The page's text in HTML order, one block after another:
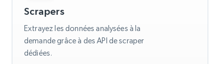
Scrapers
Extrayez les données analysées à la
demande grâce à des API de scraper
dédiées.